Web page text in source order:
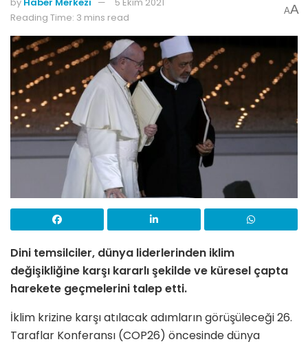
Reading Time: 3 mins read
AA
Dini temsilciler, dünya liderlerinden iklim
değişikliğine karşı kararlı şekilde ve küresel çapta
harekete geçmelerini talep etti.
İklim krizine karşı atılacak adımların görüşüleceği 26.
Taraflar Konferansı (COP26) öncesinde dünya